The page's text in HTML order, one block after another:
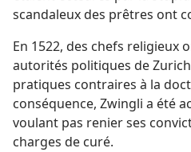
scandaleux des prêtres ont
En 1522, des chefs religieux
autorités politiques de
pratiques contraires à la
conséquence, Zwingli a été
voulant pas renier ses
charges de curé.